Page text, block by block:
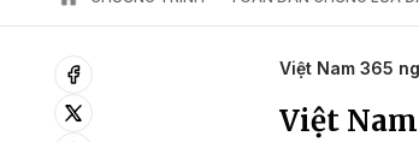
Việt Nam 365
Việt